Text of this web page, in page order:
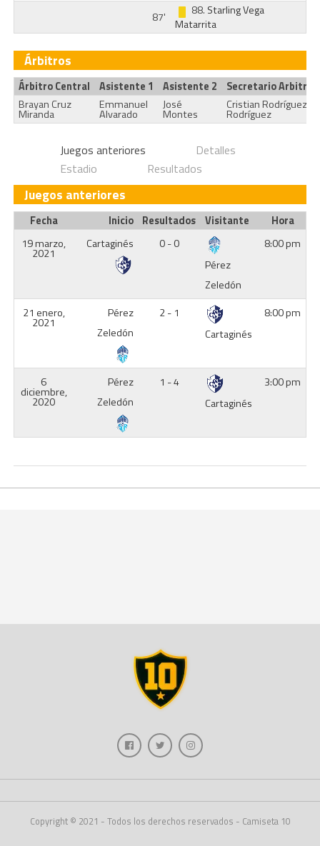
87'
88. Starling Vega
Matarrita
Árbitros
Árbitro Central Asistente 1 Asistente 2
Secretario Arbitral
Brayan Cruz
Miranda
Emmanuel
Alvarado
José
Montes
Cristian Rodríguez
Rodríguez
Juegos anteriores
Detalles
Estadio
Resultados
Juegos anteriores
Fecha Inicio Resultados Visitante
Hora
19 marzo,
2021
Cartaginés
0 - 0
Pérez
Zeledón
8:00 pm
21 enero,
2021
Pérez
Zeledón
2 - 1
Cartaginés
8:00 pm
6
diciembre,
2020
Pérez
Zeledón
1 - 4
Cartaginés
3:00 pm
Copyright © 2021 - Todos los derechos reservados - Camiseta 10